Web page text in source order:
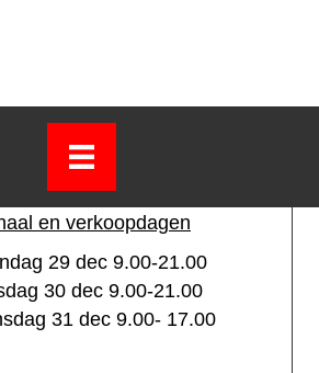
en verkoopdagen
29 dec 9.00-21.00
30 dec 9.00-21.00
31 dec 9.00- 17.00